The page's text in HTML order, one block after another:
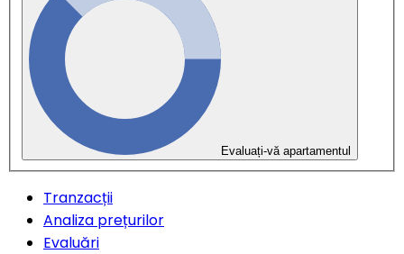
Evaluați-vă apartamentul
Tranzacții
Analiza prețurilor
Evaluări